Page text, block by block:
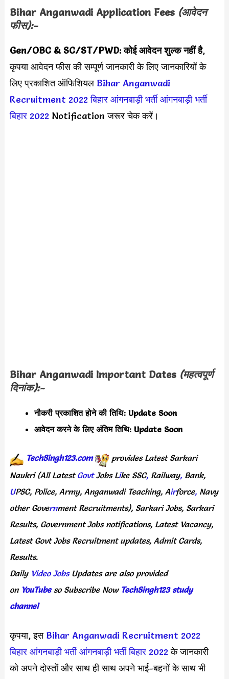
Bihar Anganwadi Application Fees (आवेदन
फीस):-
Gen/OBC & SC/ST/PWD: कोई आवेदन शुल्क नहीं है,
कृपया आवेदन फीस की सम्पूर्ण जानकारी के लिए जानकारियों के
लिए प्रकाशित ऑफिशियल Bihar Anganwadi
Recruitment 2022 बिहार आंगनबाड़ी भर्ती आंगनबाड़ी भर्ती
बिहार 2022Notification जरूर चेक करें।
Bihar Anganwadi Important Dates (महत्वपूर्ण
दिनांक):-
नौकरी प्रकाशित होने की तिथि: Update Soon
आवेदन करने के लिए अंतिम तिथि: Update Soon
TechSingh123.com provides Latest Sarkari
Naukri (All Latest Govt Jobs Like SSC, Railway, Bank,
UPSC, Police, Army, Anganwadi Teaching, Airforce, Navy
other Government Recruitments), Sarkari Jobs, Sarkari
Results, Government Jobs notifications, Latest Vacancy,
Latest Govt Jobs Recruitment updates, Admit Cards,
Results.
Daily Video JobsUpdates are also provided
on YouTubeso Subscribe Now TechSingh123 study
channel
कृपया, इस Bihar Anganwadi Recruitment 2022
बिहार आंगनबाड़ी भर्ती आंगनबाड़ी भर्ती बिहार 2022के जानकारी
को अपने दोस्तों और साथ ही साथ अपने भाई-बहनों के साथ भी